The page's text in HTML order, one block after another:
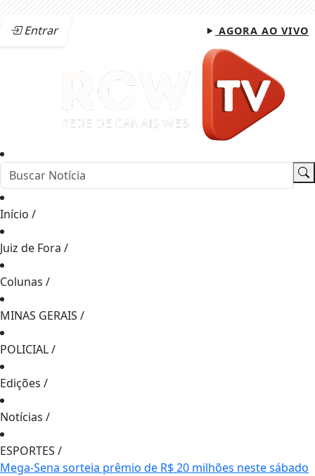
Entrar AGORA AO VIVO
Início /
Juiz de Fora /
Colunas /
MINAS GERAIS /
POLICIAL/
Edições /
Notícias /
ESPORTES /
Mega-Sena sorteia prêmio de R$ 20 milhões neste sábado